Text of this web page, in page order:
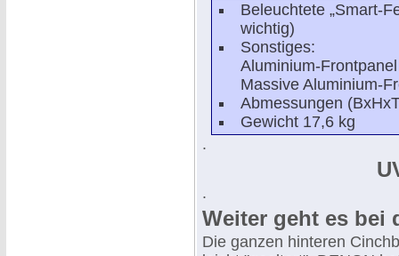
Beleuchtete „Smart-
wichtig)
Sonstiges:
Aluminium-Frontpanel
Massive Aluminium-
Abmessungen
Gewicht 17,6 kg
.
.
Weiter geht es bei
Die ganzen hinteren